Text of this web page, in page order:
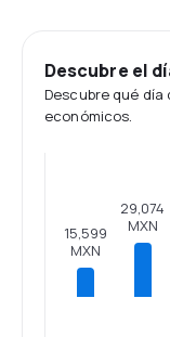
Descubre el
Descubre qué día
económicos.
15,599
MXN
29,074
MXN